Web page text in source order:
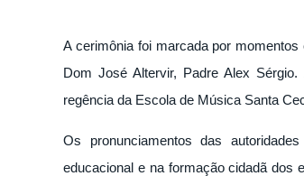
A cerimônia foi marcada por
Dom José Altervir, Padre Alex
regência da Escola de Música Santa
Os pronunciamentos das
educacional e na formação cidadã dos